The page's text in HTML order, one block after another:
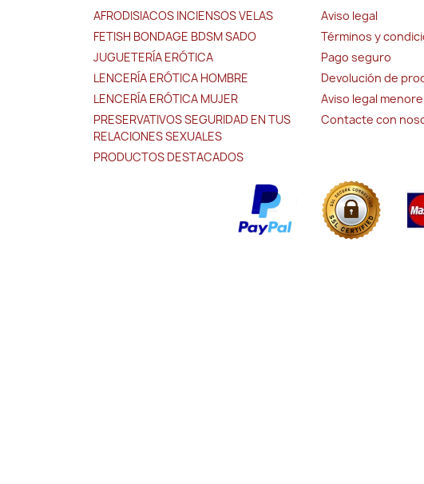
AFRODISIACOS INCIENSOS VELAS
FETISH BONDAGE BDSM SADO
JUGUETERÍA ERÓTICA
LENCERÍA ERÓTICA HOMBRE
LENCERÍA ERÓTICA MUJER
PRESERVATIVOS SEGURIDAD EN TUS
RELACIONES SEXUALES
PRODUCTOS DESTACADOS
Aviso legal
Términos y
Pago seguro
Devolución de
Aviso legal
Contacte con